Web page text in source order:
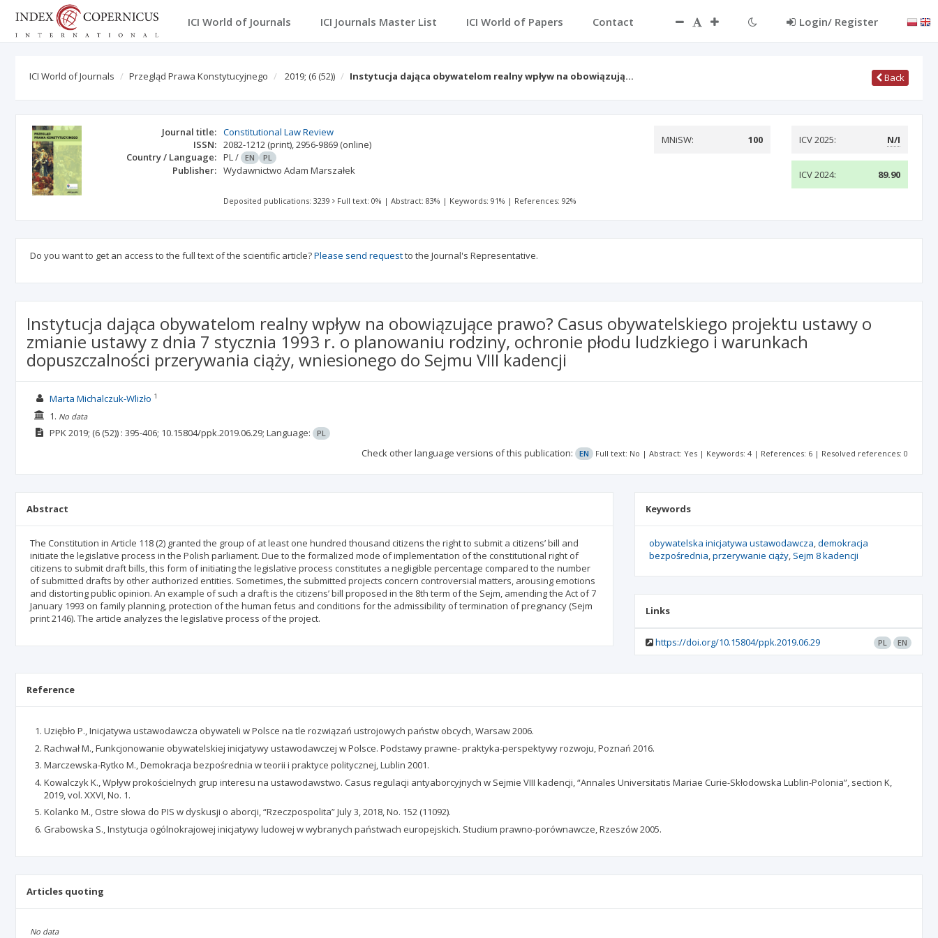
ICI World of Journals ICI Journals Master List ICI World of Papers Contact Login/ Register
ICI World of Journals Przegląd Prawa Konstytucyjnego 2019; (6 (52)) Instytucja dająca obywatelom realny wpływ na obowiązują… Back
Journal title: Constitutional Law Review
ISSN: 2082-1212 (print),2956-9869 (online)
Country / Language: PL/ EN PL
Publisher: Wydawnictwo Adam Marszałek
MNiSW: 100 ICV 2025: N/I
ICV 2024: 89.90
Deposited publications: 3239 Full text: 0% |Abstract: 83% | Keywords: 91% | References: 92%
Do you want to get an access to the full text of the scientific article?Please send requestto the Journal's Representative.
Instytucja dająca obywatelom realny wpływ na obowiązujące prawo? Casus obywatelskiego projektu ustawy o
zmianie ustawy z dnia 7 stycznia 1993 r. o planowaniu rodziny, ochronie płodu ludzkiego i warunkach
dopuszczalności przerywania ciąży, wniesionego do Sejmu VIII kadencji
Marta Michalczuk-Wlizło 1
1. No data
PPK2019; (6 (52)) : 395-406; 10.15804/ppk.2019.06.29; Language: PL
Check other language versions of this publication: EN Full text: No | Abstract: Yes | Keywords: 4 | References: 6 | Resolved references: 0
Abstract
The Constitution in Article 118 (2) granted the group of at least one hundred thousand citizens the right to submit a citizens’ bill and
initiate the legislative process in the Polish parliament. Due to the formalized mode of implementation of the constitutional right of
citizens to submit draft bills, this form of initiating the legislative process constitutes a negligible percentage compared to the number
of submitted drafts by other authorized entities. Sometimes, the submitted projects concern controversial matters, arousing emotions
and distorting public opinion. An example of such a draft is the citizens’ bill proposed in the 8th term of the Sejm, amending the Act of 7
January 1993 on family planning, protection of the human fetus and conditions for the admissibility of termination of pregnancy (Sejm
print 2146). The article analyzes the legislative process of the project.
Keywords
obywatelska inicjatywa ustawodawcza demokracja
bezpośrednia przerywanie ciąży Sejm 8 kadencji
Links
https://doi.org/10.15804/ppk.2019.06.29 PL EN
Reference
Uziębło P., Inicjatywa ustawodawcza obywateli w Polsce na tle rozwiązań ustrojowych państw obcych, Warsaw 2006.
Rachwał M., Funkcjonowanie obywatelskiej inicjatywy ustawodawczej w Polsce. Podstawy prawne- praktyka-perspektywy rozwoju, Poznań 2016.
Marczewska-Rytko M., Demokracja bezpośrednia w teorii i praktyce politycznej, Lublin 2001.
Kowalczyk K., Wpływ prokościelnych grup interesu na ustawodawstwo. Casus regulacji antyaborcyjnych w Sejmie VIII kadencji, “Annales Universitatis Mariae Curie-Skłodowska Lublin-Polonia”, section K,
2019, vol. XXVI, No. 1.
Kolanko M., Ostre słowa do PIS w dyskusji o aborcji, “Rzeczpospolita” July 3, 2018, No. 152 (11092).
Grabowska S., Instytucja ogólnokrajowej inicjatywy ludowej w wybranych państwach europejskich. Studium prawno-porównawcze, Rzeszów 2005.
Articles quoting
No data